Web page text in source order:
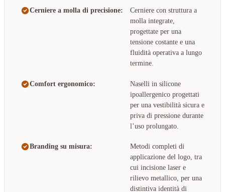
Cerniere a molla di precisione:
Cerniere con struttura a
molla integrate,
progettate per una
tensione costante e una
fluidità operativa a lungo
termine.
Comfort ergonomico:
Naselli in silicone
ipoallergenico progettati
per una vestibilità sicura e
priva di pressione durante
l’uso prolungato.
Branding su misura:
Metodi completi di
applicazione del logo, tra
cui incisione laser e
rilievo metallico, per una
distintiva identità di